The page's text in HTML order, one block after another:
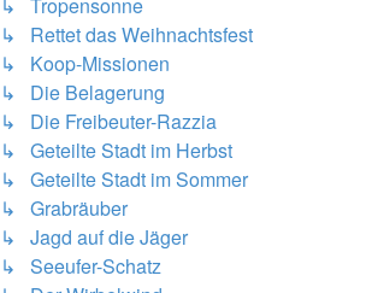
↳ Rettet das Weihnachtsfest
↳ Koop-Missionen
↳ Die Belagerung
↳ Die Freibeuter-Razzia
↳ Geteilte Stadt im Herbst
↳ Geteilte Stadt im Sommer
↳ Grabräuber
↳ Jagd auf die Jäger
↳ Seeufer-Schatz